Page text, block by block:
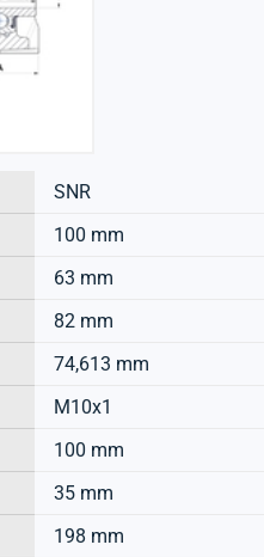
SNR
100 mm
63 mm
82 mm
74,613 mm
M10x1
100 mm
35 mm
198 mm